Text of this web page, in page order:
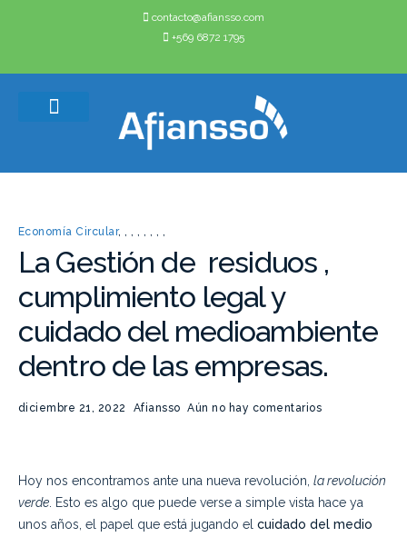
contacto@afiansso.com
+569 6872 1795
Economía Circular,,,,,, , ,
La Gestión de residuos ,
cumplimiento legal y
cuidado del medioambiente
dentro de las empresas.
diciembre 21, 2022 Afiansso Aún no hay comentarios
Hoy nos encontramos ante una nueva revolución, la revolución
verde . Esto es algo que puede verse a simple vista hace ya
unos años, el papel que está jugando el cuidado del medio